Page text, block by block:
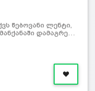
წებოვანი ლენტი,
დამაგრე…